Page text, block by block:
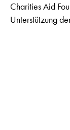
Charities Aid
Unterstützung